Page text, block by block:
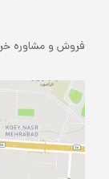
فروش و مشاوره